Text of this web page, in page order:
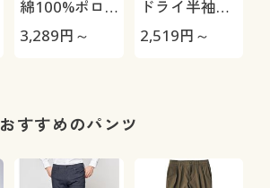
綿100%ポロ
シャツ(半袖)
3,289円～
ドライ半袖ポ
ロシャツ/吸汗
2,519円～
おすすめのパンツ